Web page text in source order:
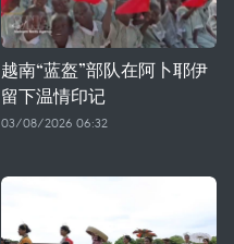
越南“蓝盔”部队在阿卜耶伊
留下温情印记
03/08/2026 06:32